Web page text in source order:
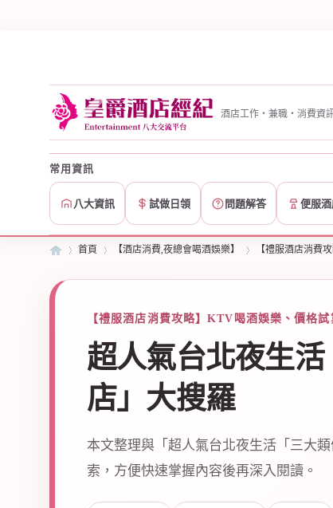
酒店工作・兼職・消費資
常用資訊
八大資訊 試做日領 問題解答 便服
首頁
›
【酒店消費,夜總會喝酒娛樂】
›
【禮服酒店消費
【禮服酒店消費攻略】KTV喝酒娛樂、價格
超人氣台北夜生
店」大搜羅
本文整理與「超人氣台北夜生活「三大
索，方便快速掌握內容後再深入閱讀。